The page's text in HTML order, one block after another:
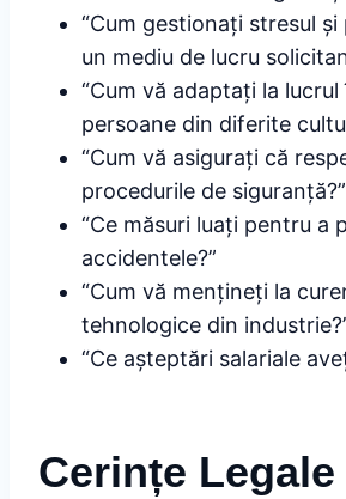
“Cum gestionați stresul
un mediu de lucru
“Cum vă adaptați la
persoane din diferite
“Cum vă asigurați că
procedurile de siguranță?”
“Ce măsuri luați pentru a
accidentele?”
“Cum vă mențineți la
tehnologice din
“Ce așteptări salariale
Cerințe Legale